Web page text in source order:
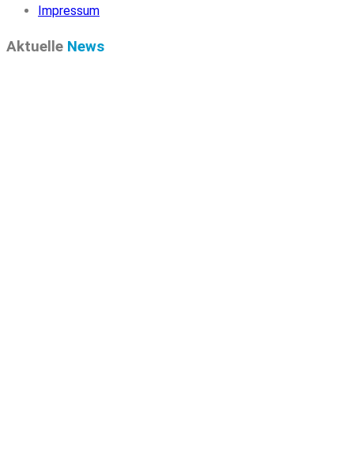
Impressum
Aktuelle News